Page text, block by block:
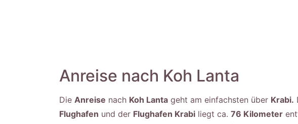
Anreise nach Koh Lanta
Die Anreise nach Koh Lanta geht am einfachsten über Krabi.
Flughafen und der Flughafen Krabi liegt ca. 76 Kilometer